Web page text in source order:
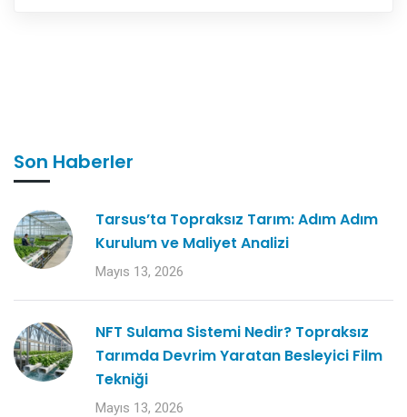
Son Haberler
Tarsus’ta Topraksız Tarım: Adım Adım
Kurulum ve Maliyet Analizi
Mayıs 13, 2026
NFT Sulama Sistemi Nedir? Topraksız
Tarımda Devrim Yaratan Besleyici Film
Tekniği
Mayıs 13, 2026